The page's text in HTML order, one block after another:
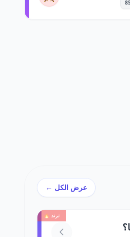
عرض الكل ←
ترند 🔥